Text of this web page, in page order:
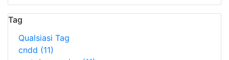
Tag
Qualsiasi Tag
cndd (11)